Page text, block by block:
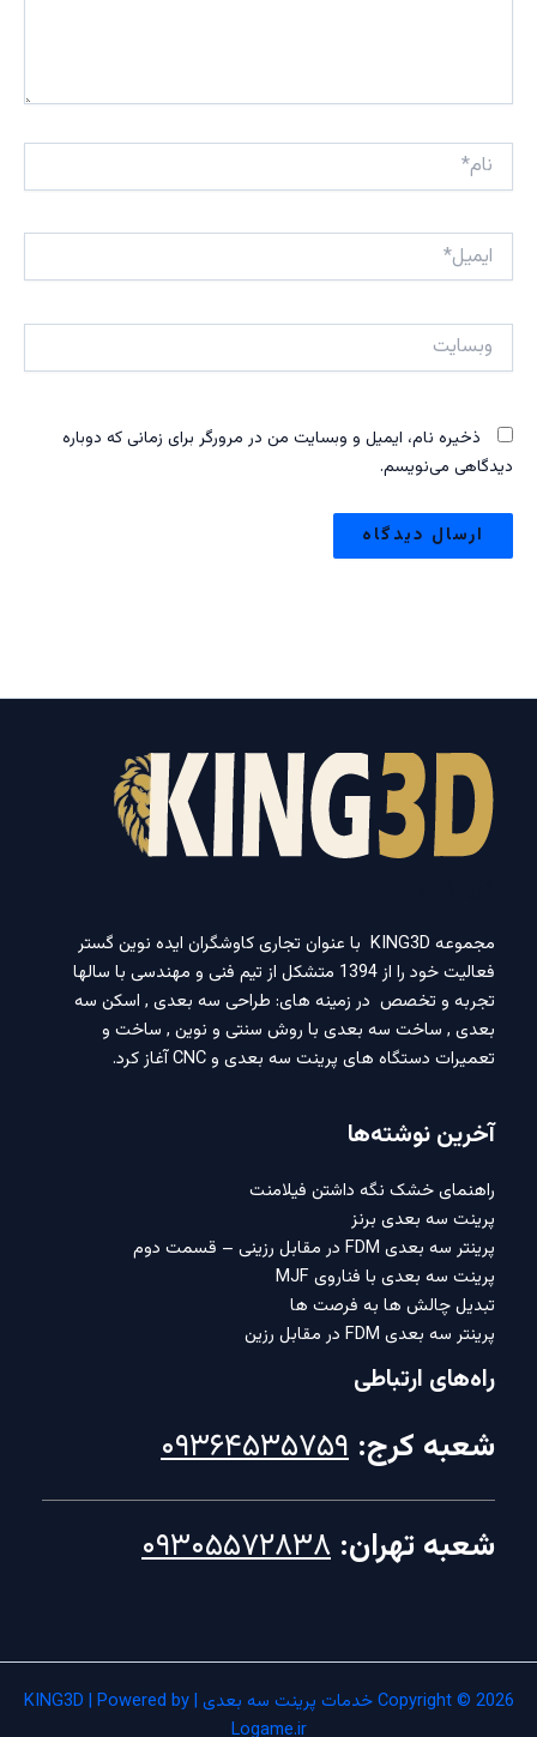
نام*
ایمیل*
وبسایت
ذخیره نام، ایمیل و وبسایت من در مرورگر برای زمانی که دوباره
دیدگاهی می‌نویسم.
مجموعه KING3D با عنوان تجاری کاوشگران ایده نوین گستر
فعالیت خود را از 1394 متشکل از تیم فنی و مهندسی با سالها
تجربه و تخصص در زمینه های: طراحی سه بعدی , اسکن سه
بعدی , ساخت سه بعدی با روش سنتی و نوین , ساخت و
تعمیرات دستگاه های پرینت سه بعدی و CNC آغاز کرد.
آخرین نوشته‌ها
راهنمای خشک نگه داشتن فیلامنت
پرینت سه بعدی برنز
پرینتر سه بعدی FDM در مقابل رزینی – قسمت دوم
پرینت سه بعدی با فناروی MJF
تبدیل چالش ها به فرصت ها
پرینتر سه بعدی FDM در مقابل رزین
راه‌های ارتباطی
شعبه کرج: ۰۹۳۶۴۵۳۵۷۵۹
شعبه تهران: ۰۹۳۰۵۵۷۲۸۳۸
Copyright © 2026 خدمات پرینت سه بعدی | KING3D | Powered by
Logame.ir